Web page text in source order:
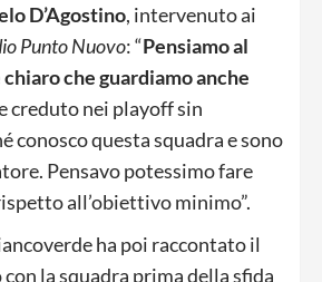
D’Agostino, intervenuto ai
Punto Nuovo: “Pensiamo al
chiaro che guardiamo anche
creduto nei playoff sin
conosco questa squadra e sono
Pensavo potessimo fare
all’obiettivo minimo”.
ha poi raccontato il
la squadra prima della sfida